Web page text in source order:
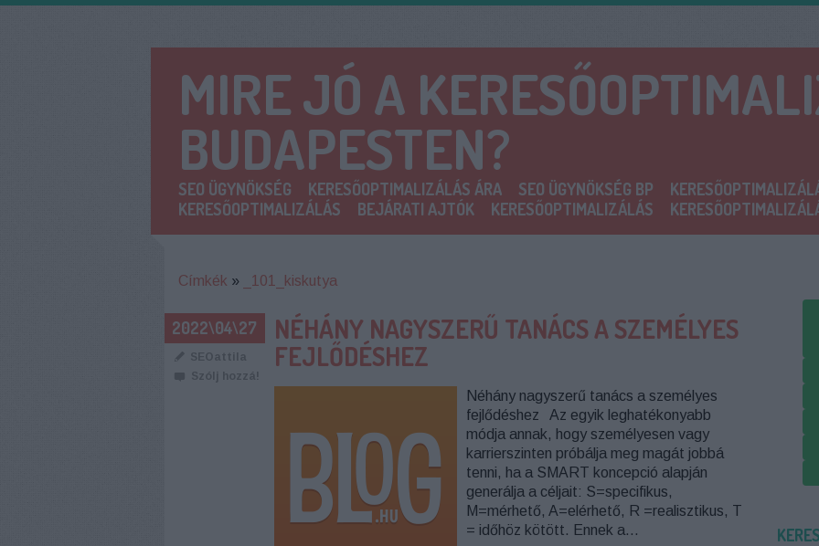
MIRE JÓ A
BUDAPESTEN?
SEO ÜGYNÖKSÉG KERESŐOPTIMALIZÁLÁS ÁRA SEO ÜGYNÖKSÉG BP
KERESŐOPTIMALIZÁLÁS
BEJÁRATI AJTÓK KERESŐOPTIMALIZÁLÁS
Címkék » _101_kiskutya
2022\04\27
SEOattila
Szólj hozzá!
NÉHÁNY NAGYSZERŰ TANÁCS A SZEMÉLYES
FEJLŐDÉSHEZ
Néhány nagyszerű tanács a személyes
fejlődéshez Az egyik leghatékonyabb
módja annak, hogy személyesen vagy
karrierszinten próbálja meg magát jobbá
tenni, ha a SMART koncepció alapján
generálja a céljait: S=specifikus,
M=mérhető, A=elérhető, R =realisztikus, T
= időhöz kötött. Ennek a…